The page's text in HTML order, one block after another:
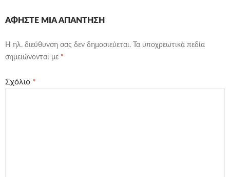
ΑΦΉΣΤΕ ΜΙΑ ΑΠΆΝΤΗΣΗ
Η ηλ. διεύθυνση σας δεν δημοσιεύεται.
Τα υποχρεωτικά πεδία
σημειώνονται με *
Σχόλιο *